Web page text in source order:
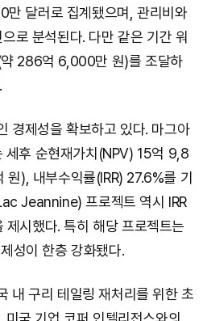
만 달러로 집계됐으며, 관리비와
로 분석된다. 다만 같은 기간 워
286억 6,000만 원)를 조달하
경제성을 확보하고 있다. 마그아
후 순현재가치(NPV) 15억 9,8
), 내부수익률(IRR) 27.6%를 기
Jeannine) 프로젝트 역시 IRR
시했다. 특히 해당 프로젝트는
성이 한층 강화됐다.
내 구리 테일링 재처리를 위한 초